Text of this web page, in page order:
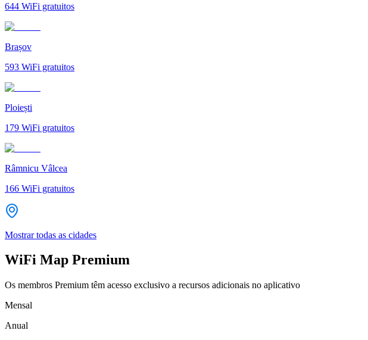
644 WiFi gratuitos
Brașov
593 WiFi gratuitos
Ploiești
179 WiFi gratuitos
Râmnicu Vâlcea
166 WiFi gratuitos
Mostrar todas as cidades
WiFi Map Premium
Os membros Premium têm acesso exclusivo a recursos adicionais no aplicativo
Mensal
Anual